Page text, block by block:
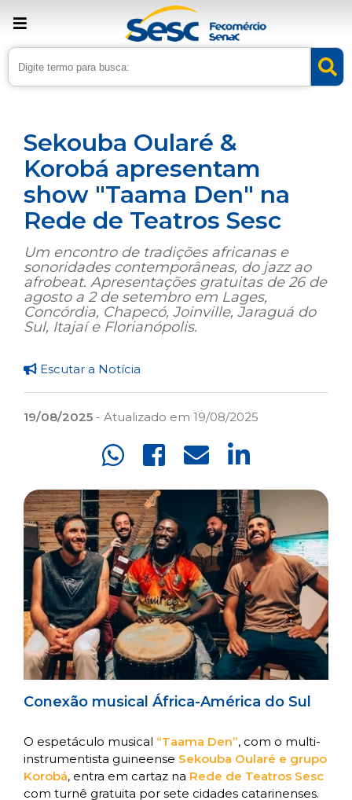
› Home › Noticias
Sekouba Oularé &
Korobá apresentam
show "Taama Den" na
Rede de Teatros Sesc
Um encontro de tradições africanas e
sonoridades contemporâneas, do jazz ao
afrobeat. Apresentações gratuitas de 26 de
agosto a 2 de setembro em Lages,
Concórdia, Chapecó, Joinville, Jaraguá do
Sul, Itajaí e Florianópolis.
Escutar a Notícia
19/08/2025 - Atualizado em 19/08/2025
Conexão musical África-América do Sul
O espetáculo musical “Taama Den”, com o multi-
instrumentista guineense Sekouba Oularé e grupo
Korobá, entra em cartaz na Rede de Teatros Sesc
com turnê gratuita por sete cidades catarinenses.